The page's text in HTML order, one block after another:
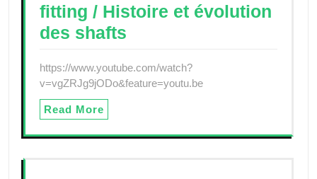
fitting / Histoire et évolution
des shafts
https://www.youtube.com/watch?
v=vgZRJg9jODo&feature=youtu.be
Read More